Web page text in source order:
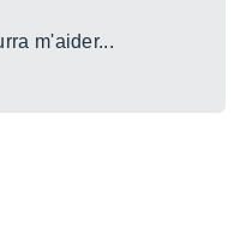
m'aider...